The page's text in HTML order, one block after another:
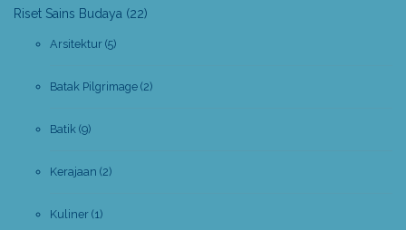
Riset Sains Budaya (22)
Arsitektur (5)
Batak Pilgrimage (2)
Batik (9)
Kerajaan (2)
Kuliner (1)